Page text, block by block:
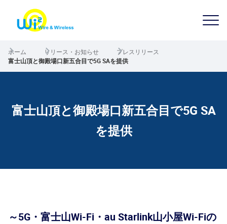
ホーム リリース・お知らせ
プレスリリース
富士山頂と御殿場口新五合目で5G SAを提供
富士山頂と御殿場口新五合目で5G SA
を提供
～5G・富士山Wi-Fi・au Starlink山小屋Wi-Fiの